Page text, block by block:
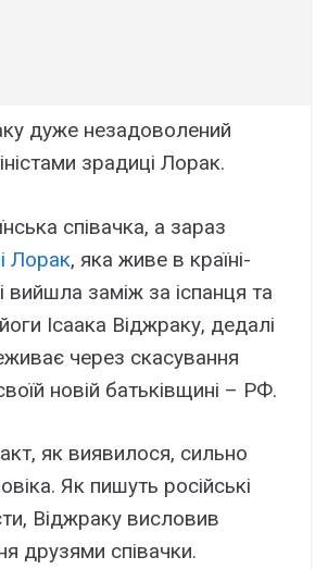
дуже незадоволений
зрадиці Лорак.
співачка, а зараз
Лорак, яка живе в країні-
вийшла заміж за іспанця та
Ісаака Віджраку, дедалі
через скасування
новій батьківщині – РФ.
як виявилося, сильно
Як пишуть російські
Віджраку висловив
друзями співачки.